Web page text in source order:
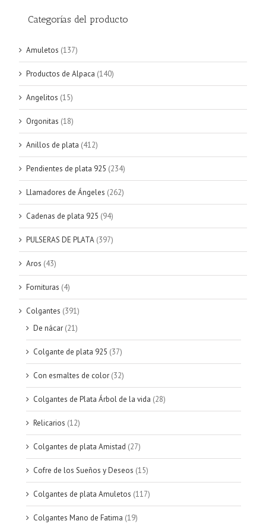
Categorías del producto
Amuletos (137)
Productos de Alpaca (140)
Angelitos (15)
Orgonitas (18)
Anillos de plata (412)
Pendientes de plata 925 (234)
Llamadores de Ángeles (262)
Cadenas de plata 925 (94)
PULSERAS DE PLATA (397)
Aros (43)
Fornituras (4)
Colgantes (391)
De nácar (21)
Colgante de plata 925 (37)
Con esmaltes de color (32)
Colgantes de Plata Árbol de la vida (28)
Relicarios (12)
Colgantes de plata Amistad (27)
Cofre de los Sueños y Deseos (15)
Colgantes de plata Amuletos (117)
Colgantes Mano de Fatima (19)